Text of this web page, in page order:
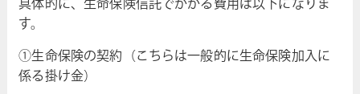
具体的に、生命保険信託でかかる費用は以下になりま
す。
①生命保険の契約（こちらは一般的に生命保険加入に
係る掛け金）